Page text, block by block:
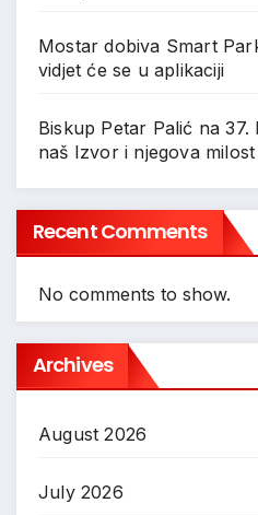
Mostar dobiva Smart
vidjet će se u aplikaciji
Biskup Petar Palić na 37.
naš Izvor i njegova
Recent Comments
No comments to show.
Archives
August 2026
July 2026